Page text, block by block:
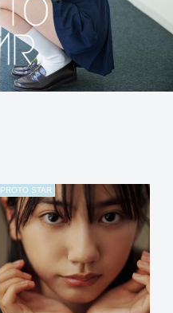
PROTO STAR